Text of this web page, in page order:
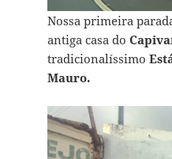
Nossa primeira
antiga casa do
tradicionalíssimo
Mauro.